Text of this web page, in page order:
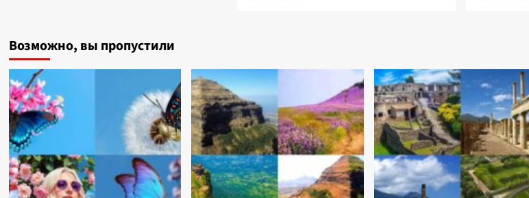
після
Стародавнього
Частина
V.
Аменхотеп
ІІІ.
Колоси
Мемнона.
Возможно, вы пропустили